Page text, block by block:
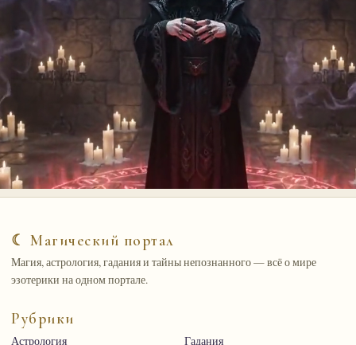
☾ Магический портал
Магия, астрология, гадания и тайны непознанного — всё о мире
эзотерики на одном портале.
Рубрики
Астрология Гадания